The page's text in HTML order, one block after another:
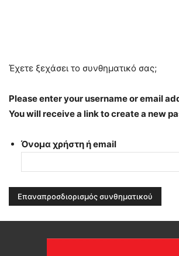
Έχετε ξεχάσει το συνθηματικό σας;
Please enter your username or email
You will receive a link to create a new
Όνομα χρήστη ή email